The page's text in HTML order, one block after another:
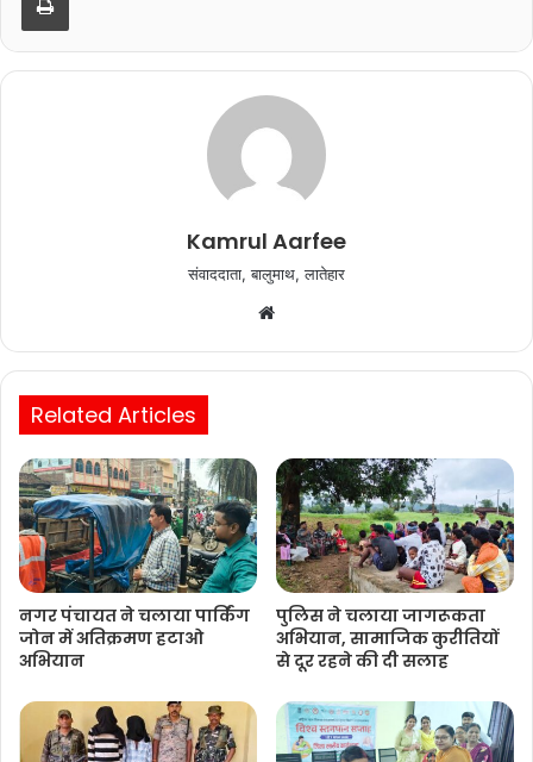
o
o
p
Kamrul Aarfee
संवाददाता, बालुमाथ, लातेहार
Website
Related Articles
नगर पंचायत ने चलाया पार्किंग
जोन में अतिक्रमण हटाओ
अभियान
पुलिस ने चलाया जागरूकता
अभियान, सामाजिक कुरीतियों
से दूर रहने की दी सलाह